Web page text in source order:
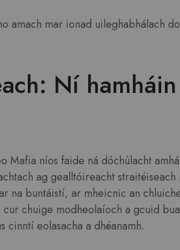
amach mar ionad uileghabhálach do
Ní hamháin
Mafia níos faide ná dóchúlacht
ag gealltóireacht straitéiseach
na buntáistí, ar mheicnic an
chuige modheolaíoch a gcuid
cinntí eolasacha a dhéanamh.